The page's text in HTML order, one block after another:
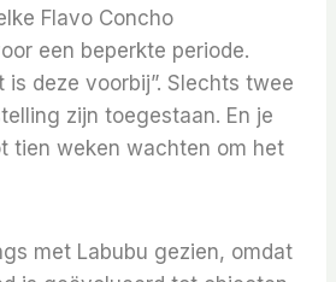
Flavo Concho
een beperkte periode.
is deze voorbij”. Slechts twee
zijn toegestaan. En je
tien weken wachten om het
met Labubu gezien, omdat